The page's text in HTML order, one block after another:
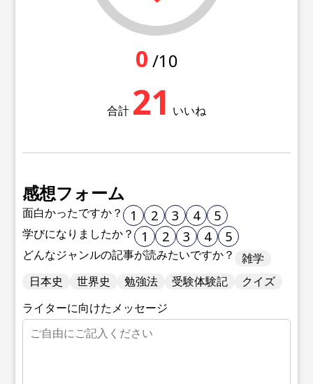
0 /10
合計 21 いいね
感想フォーム
面白かったですか？ 1 2 3 4 5
学びになりましたか？ 1 2 3 4 5
どんなジャンルの記事が読みたいですか？
雑学
日本史
世界史 勉強法 受験体験記
クイズ
ライターに向けたメッセージ